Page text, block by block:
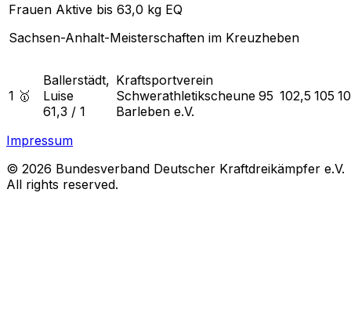
Frauen Aktive bis 63,0 kg EQ
Sachsen-Anhalt-Meisterschaften im Kreuzheben
1 🥇
Ballerstädt,
Luise
61,3 / 1
Kraftsportverein
Schwerathletikscheune
Barleben e.V.
95 102,5 105
Impressum
© 2026 Bundesverband Deutscher Kraftdreikämpfer e.V.
All rights reserved.